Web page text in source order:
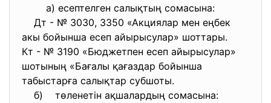
а) есептелген салықтың сомасына:
Дт - № 3030, 3350 «Акциялар мен еңбек
акы бойынша есеп айырысулар» шоттары.
Кт - № 3190 «Бюджетпен есеп айырысулар»
шотының «Бағалы қағаздар бойынша
табыстарға салықтар субшоты.
б) төленетін ақшалардың сомасына: